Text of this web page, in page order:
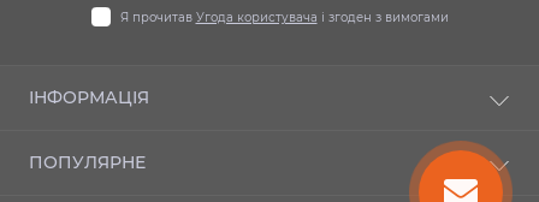
Я прочитав Угода користувача і згоден з вимогами
ІНФОРМАЦІЯ
Гарантія
ПОПУЛЯРНЕ